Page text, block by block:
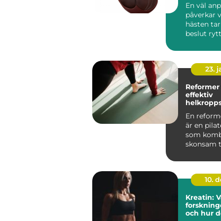
En väl
påverkar
hästen
beslut
23.
effektiv
En
är en
som
skonsam
hjä...
10.
Kreatin:
och hur